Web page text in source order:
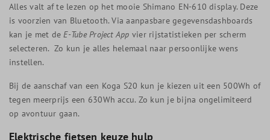
Alles valt af te lezen op het mooie Shimano EN-610 display. Deze
is voorzien van Bluetooth. Via aanpasbare gegevensdashboards
kan je met deE-Tube Project App vier rijstatistieken per scherm
selecteren. Zo kun je alles helemaal naar persoonlijke wens
instellen.
Bij de aanschaf van een Koga S20 kun je kiezen uit een 500Wh of
tegen meerprijs een 630Wh accu. Zo kun je bijna ongelimiteerd
op avontuur gaan.
Elektrische fietsen keuze hulp